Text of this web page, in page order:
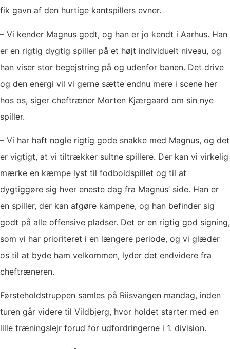
fik gavn af den hurtige kantspillers evner.
– Vi kender Magnus godt, og han er jo kendt i Aarhus. Han
er en rigtig dygtig spiller på et højt individuelt niveau, og
han viser stor begejstring på og udenfor banen. Det drive
og den energi vil vi gerne sætte endnu mere i scene her
hos os, siger cheftræner Morten Kjærgaard om sin nye
spiller.
– Vi har haft nogle rigtig gode snakke med Magnus, og det
er vigtigt, at vi tiltrækker sultne spillere. Der kan vi virkelig
mærke en kæmpe lyst til fodboldspillet og til at
dygtiggøre sig hver eneste dag fra Magnus’ side. Han er
en spiller, der kan afgøre kampene, og han befinder sig
godt på alle offensive pladser. Det er en rigtig god signing,
som vi har prioriteret i en længere periode, og vi glæder
os til at byde ham velkommen, lyder det endvidere fra
cheftræneren.
Førsteholdstruppen samles på Riisvangen mandag, inden
turen går videre til Vildbjerg, hvor holdet starter med en
lille træningslejr forud for udfordringerne i 1. division.